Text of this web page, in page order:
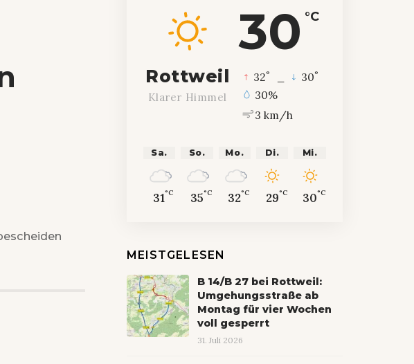
30 °C
Rottweil
Klarer Himmel
32° 30°
30%
3 km/h
Sa.
31°C
So.
35°C
Mo.
32°C
Di.
29°C
Mi.
30°C
MEISTGELESEN
B 14/B 27 bei Rottweil:
Umgehungsstraße ab
Montag für vier Wochen
voll gesperrt
31. Juli 2026